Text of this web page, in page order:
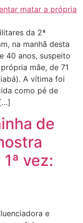
da 2ª
na manhã desta
40 anos, suspeito
mãe, de 71
A vítima foi
como pé de
de
vez:
e